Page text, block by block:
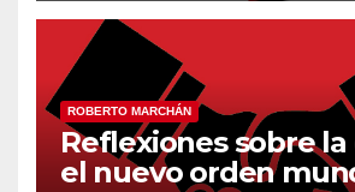
ROBERTO MARCHÁN
Reflexiones sobre
el nuevo orden